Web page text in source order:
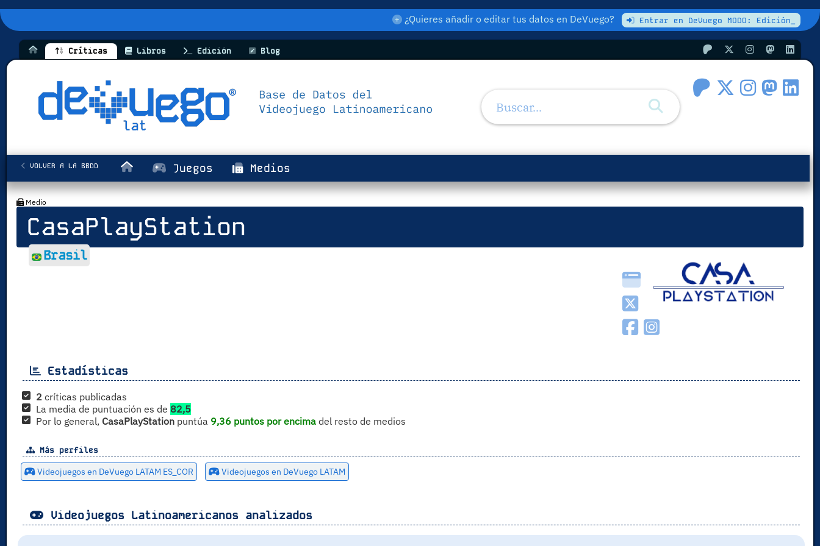
¿Quieres añadir o editar tus datos en DeVuego? Entrar en DeVuego MODO: Edición_
Críticas Libros Edición Blog
Juegos Medios
VOLVER A LA BBDD
Medio
CasaPlayStation
Brasil
Estadísticas
2críticas publicadas
La media de puntuación es de 82,5
Por lo general, CasaPlayStationpuntúa 9,36 puntos por encimadel resto de medios
Más perfiles
Videojuegos en DeVuego LATAM ES_COR Videojuegos en DeVuego LATAM
Videojuegos Latinoamericanos analizados